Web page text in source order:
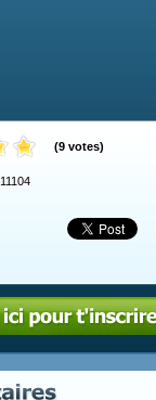
(9 votes)
11104